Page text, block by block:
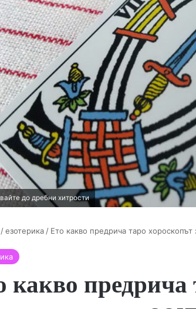
до дребни хитрости
/езотерика / Ето какво предрича таро хороскопът
какво предрича